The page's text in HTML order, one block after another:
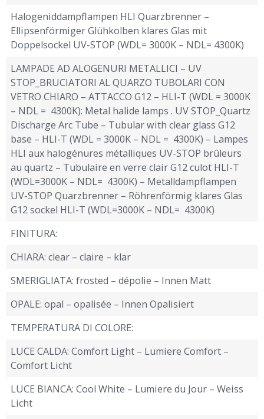
Halogeniddampflampen HLI Quarzbrenner –
Ellipsenförmiger Glühkolben klares Glas mit
Doppelsockel UV-STOP (WDL= 3000K – NDL= 4300K)
LAMPADE AD ALOGENURI METALLICI – UV
STOP_BRUCIATORI AL QUARZO TUBOLARI CON
VETRO CHIARO – ATTACCO G12 – HLI-T (WDL = 3000K
– NDL = 4300K): Metal halide lamps . UV STOP_Quartz
Discharge Arc Tube – Tubular with clear glass G12
base – HLI-T (WDL = 3000K – NDL = 4300K) – Lampes
HLI aux halogénures métalliques UV-STOP brûleurs
au quartz – Tubulaire en verre clair G12 culot HLI-T
(WDL=3000K – NDL= 4300K) – Metalldampflampen
UV-STOP Quarzbrenner – Röhrenförmig klares Glas
G12 sockel HLI-T (WDL=3000K – NDL= 4300K)
FINITURA:
CHIARA: clear – claire – klar
SMERIGLIATA: frosted – dépolie – Innen Matt
OPALE: opal – opalisée – Innen Opalisiert
TEMPERATURA DI COLORE:
LUCE CALDA: Comfort Light – Lumiere Comfort –
Comfort Licht
LUCE BIANCA: Cool White – Lumiere du Jour – Weiss
Licht